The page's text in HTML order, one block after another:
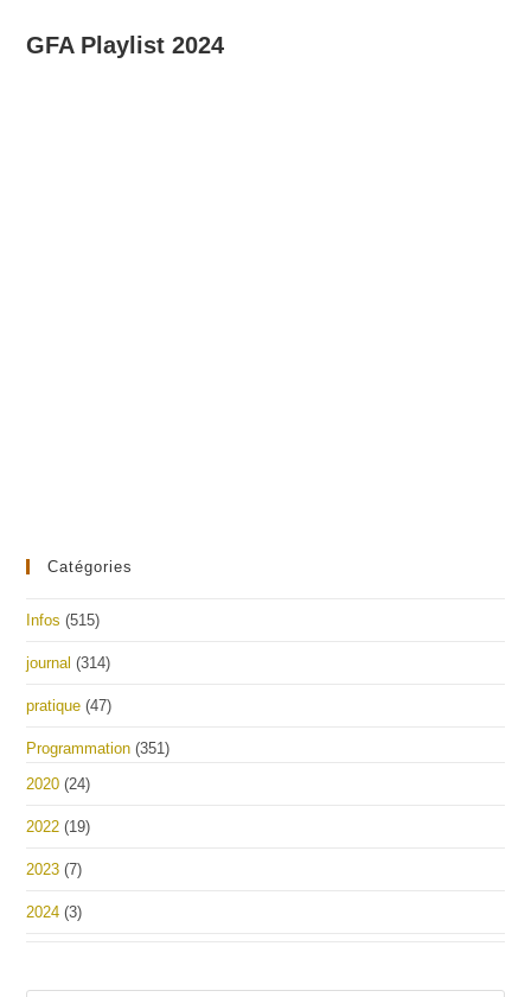
GFA Playlist 2024
Catégories
Infos (515)
journal (314)
pratique (47)
Programmation (351)
2020 (24)
2022 (19)
2023 (7)
2024 (3)